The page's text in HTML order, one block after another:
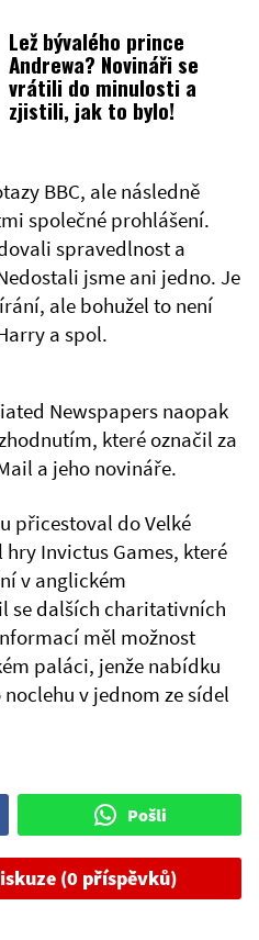
Lež bývalého prince
Andrewa? Novináři se
vrátili do minulosti a
zjistili, jak to bylo!
BBC, ale následně
společné prohlášení.
spravedlnost a
jsme ani jedno. Je
ale bohužel to není
a spol.
Newspapers naopak
které označil za
a jeho novináře.
přicestoval do Velké
Invictus Games, které
v anglickém
se dalších charitativních
měl možnost
paláci, jenže nabídku
v jednom ze sídel
Pošli
(0 příspěvků)